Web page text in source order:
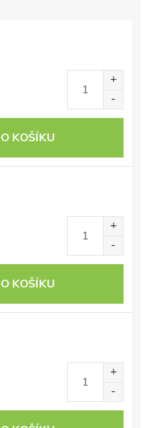
KOŠÍKU
KOŠÍKU